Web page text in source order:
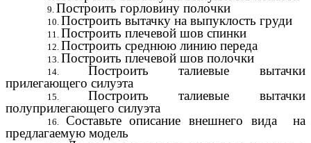
Построить горловину полочки
Построить вытачку на выпуклость груди
Построить плечевой шов спинки
Построить среднюю линию переда
Построить плечевой шов полочки
Построить талиевые вытачки
прилегающего силуэта
Построить талиевые вытачки
полуприлегающего силуэта
Составьте описание внешнего вида на
предлагаемую модель